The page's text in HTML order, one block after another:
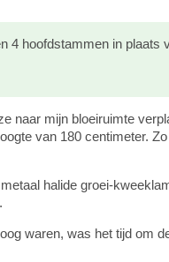
4 hoofdstammen in plaats
naar mijn bloeiruimte
van 180 centimeter.
halide groei-
waren, was het tijd om